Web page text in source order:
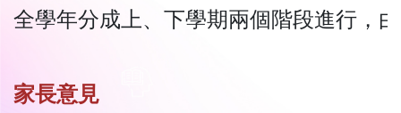
全學年分成上、下學期兩個階段進行，
家長意見